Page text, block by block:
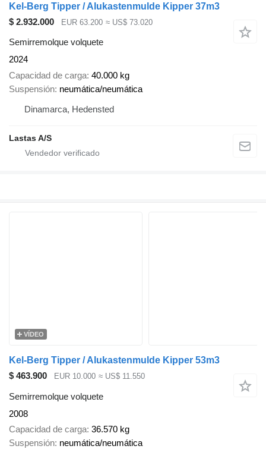
Kel-Berg Tipper / Alukastenmulde Kipper 37m3
$ 2.932.000
EUR 63.200 ≈ US$ 73.020
Semirremolque volquete
2024
Capacidad de carga 40.000 kg
Suspensión neumática/neumática
Dinamarca, Hedensted
Lastas A/S
VÍDEO
Kel-Berg Tipper / Alukastenmulde Kipper 53m3
$ 463.900
EUR 10.000 ≈ US$ 11.550
Semirremolque volquete
2008
Capacidad de carga 36.570 kg
Suspensión neumática/neumática